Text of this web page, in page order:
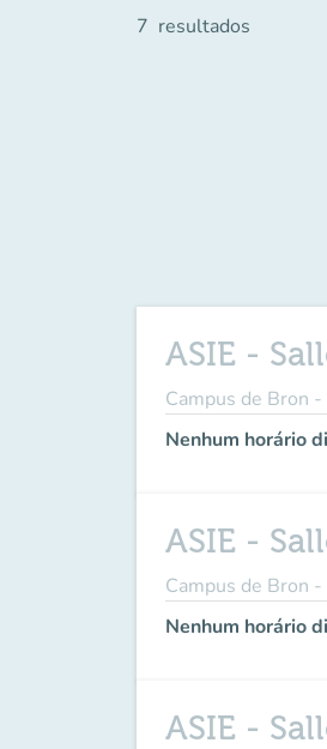
7 resultados
ASIE -
Campus de Bron
Nenhum horário
ASIE -
Campus de Bron
Nenhum horário
ASIE -